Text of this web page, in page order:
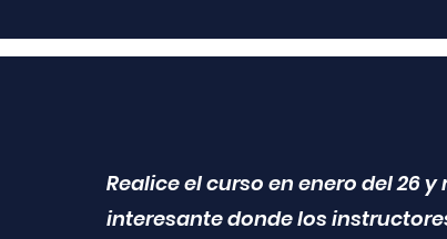
Realice el curso en enero del 26
interesante donde los